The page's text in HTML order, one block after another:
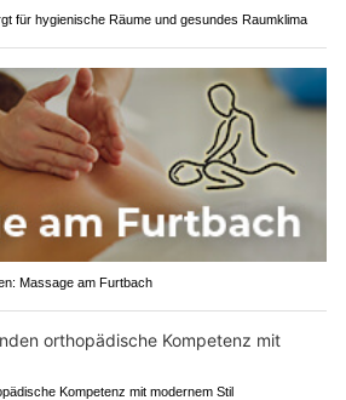
für hygienische Räume und gesundes Raumklima
Massage am Furtbach
Kompetenz mit modernem Stil